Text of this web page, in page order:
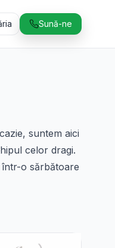
Sună-ne
suntem aici
celor dragi.
o sărbătoare